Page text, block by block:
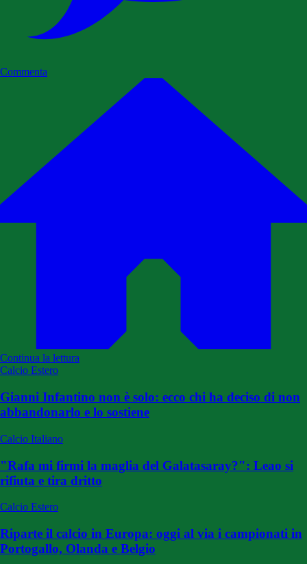
Commenta
Continua la lettura
Calcio Estero
Gianni Infantino non è solo: ecco chi ha deciso di non
abbandonarlo e lo sostiene
Calcio Italiano
"Rafa mi firmi la maglia del Galatasaray?": Leao si
rifiuta e tira dritto
Calcio Estero
Riparte il calcio in Europa: oggi al via i campionati in
Portogallo, Olanda e Belgio